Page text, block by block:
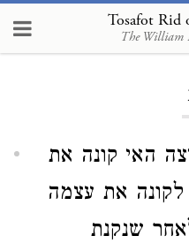
Tosafot Rid
The William
Tosafot
האי קונה את
את עצמה
שנקנת